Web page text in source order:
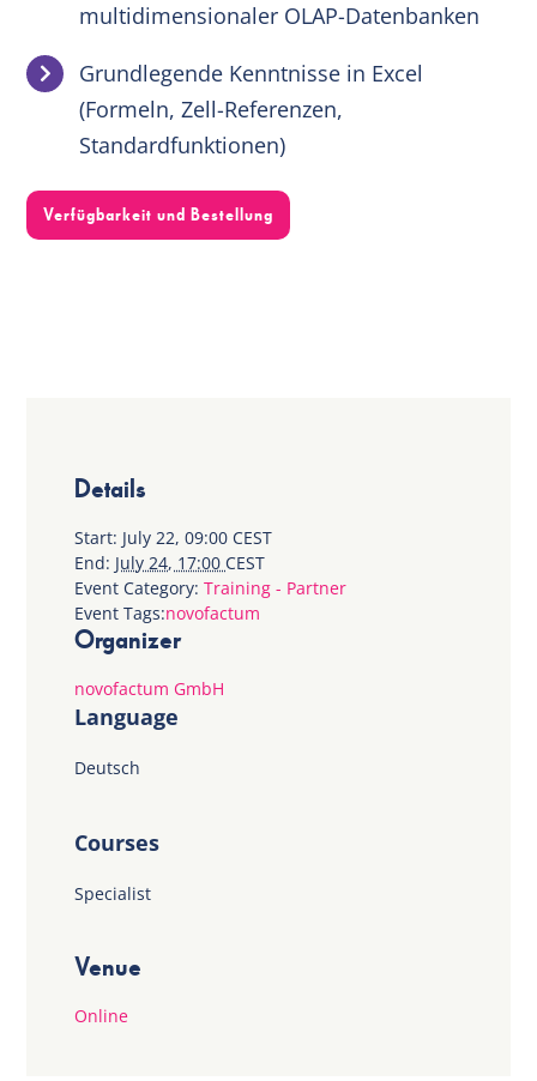
multidimensionaler OLAP-Datenbanken
Grundlegende Kenntnisse in Excel
(Formeln, Zell-Referenzen,
Standardfunktionen)
Verfügbarkeit und Bestellung
Details
Start: July 22, 09:00CEST
End: July 24, 17:00CEST
Event Category: Training - Partner
Event Tags:novofactum
Venue
Online
Organizer
novofactum GmbH
Language
Deutsch
Courses
Specialist